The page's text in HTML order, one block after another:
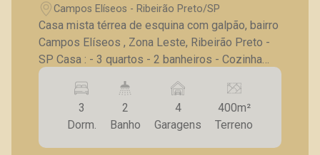
Campos Elíseos - Ribeirão Preto/SP
Casa mista térrea de esquina com galpão, bairro
Campos Elíseos , Zona Leste, Ribeirão Preto -
SP Casa : - 3 quartos - 2 banheiros - Cozinha
com armário e copa - Quarto de despensa - Área
- 1 quartinho A Piramid Imóveis tem como
objetivo atender seus clientes com agilidade e
segurança, em locação, vendas de imóveis
3
Dorm.
2
Banho
4
Garagens
400m²
Terreno